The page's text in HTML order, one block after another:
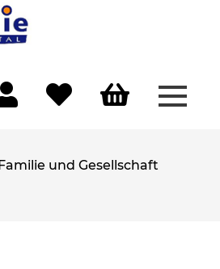
und Gesellschaft